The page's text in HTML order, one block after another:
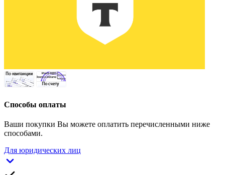
Способы оплаты
Ваши покупки Вы можете оплатить перечисленными ниже
способами.
Для юридических лиц